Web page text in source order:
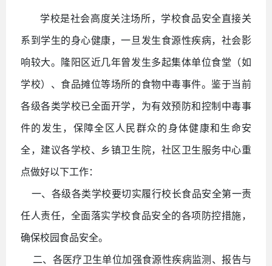
学校是社会高度关注场所，学校食品安全直接关
系到学生的身心健康，一旦发生食源性疾病，社会影
响较大。隆阳区近几年曾发生多起集体单位食堂（如
学校）、食品摊位等场所的食物中毒事件。鉴于当前
各级各类学校已全面开学，为有效预防和控制中毒事
件的发生，保障全区人民群众的身体健康和生命安
全，建议各学校、乡镇卫生院，社区卫生服务中心重
点做好以下工作：
一、各级各类学校要切实履行校长食品安全第一责
任人责任，全面落实学校食品安全的各项防控措施，
确保校园食品安全。
二、各医疗卫生单位加强食源性疾病监测、报告与